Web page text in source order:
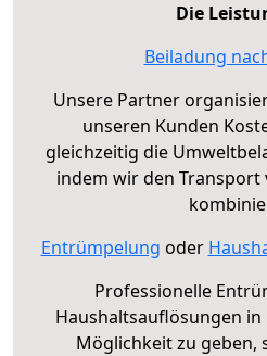
Die
Beiladung
Unsere Partner
unseren Kunden
gleichzeitig die
indem wir den Transport
Entrümpelung oder
Professionelle
Haushaltsauflösungen
Möglichkeit zu geben,